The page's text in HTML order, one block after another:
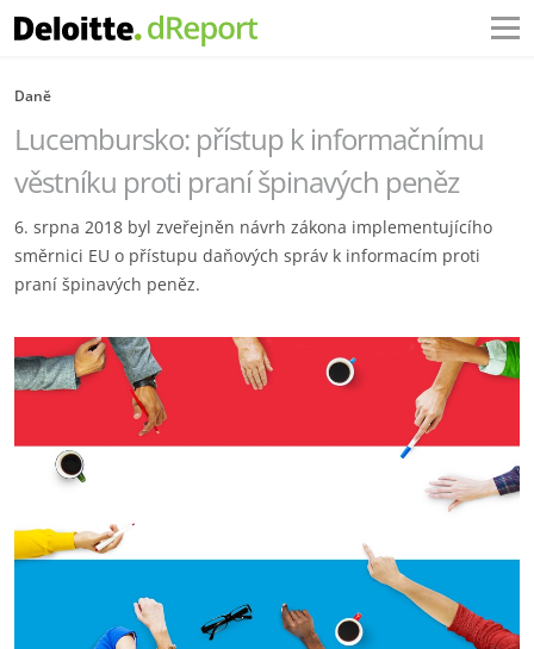
Daně
Lucembursko: přístup k informačnímu
věstníku proti praní špinavých peněz
6. srpna 2018 byl zveřejněn návrh zákona implementujícího
směrnici EU o přístupu daňových správ k informacím proti
praní špinavých peněz.